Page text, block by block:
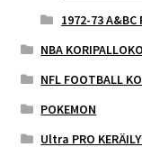
1972-73 A&BC
NBA
NFL FOOTBALL
POKEMON
Ultra PRO